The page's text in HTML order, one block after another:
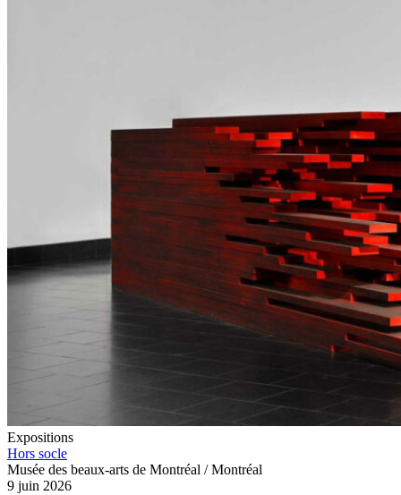
Expositions
Hors socle
Musée des beaux-arts de Montréal / Montréal
9 juin 2026